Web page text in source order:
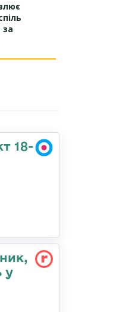
за
18-
у